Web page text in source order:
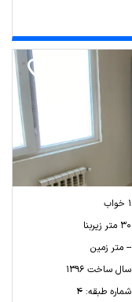
1 خواب
30 متر زیربنا
-- متر زمین
سال ساخت 1396
شماره طبقه: 4